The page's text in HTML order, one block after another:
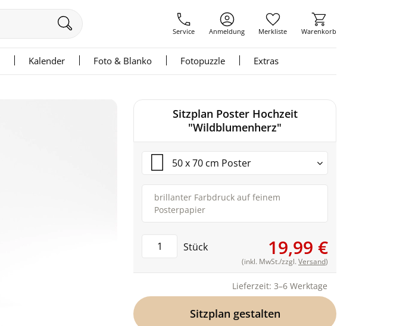
Service Anmeldung Merkliste Warenkorb
Kalender Foto & Blanko Fotopuzzle Extras
Sitzplan Poster Hochzeit
"Wildblumenherz"
50 x 70 cm Poster
brillanter Farbdruck auf feinem
Posterpapier
Stück 19,99 €
(inkl. MwSt./zzgl. Versand)
Lieferzeit: 3–6 Werktage
Sitzplan gestalten